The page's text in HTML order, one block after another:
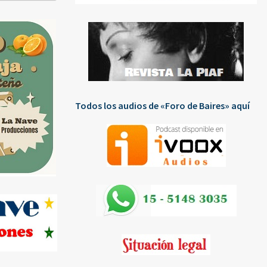
Todos los audios de «Foro de Baires» aquí